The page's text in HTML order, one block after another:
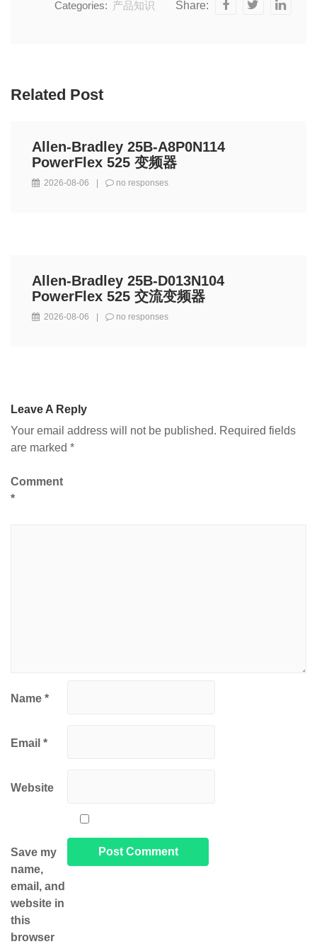
Categories: 产品知识 Share:
Related Post
Allen-Bradley 25B-A8P0N114
PowerFlex 525 变频器
2026-08-06 no responses
Allen-Bradley 25B-D013N104
PowerFlex 525 交流变频器
2026-08-06 no responses
Leave A Reply
Your email address will not be published. Required fields
are marked *
Comment
*
Name *
Email *
Website
Save my
name,
email, and
website in
this
browser